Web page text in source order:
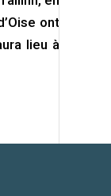
ont
lieu à